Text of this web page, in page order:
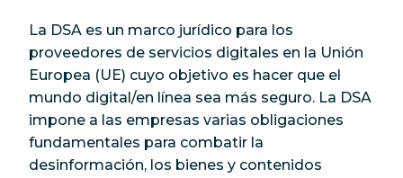
La DSA es un marco jurídico para los
proveedores de servicios digitales en la Unión
Europea (UE) cuyo objetivo es hacer que el
mundo digital/en línea sea más seguro. La DSA
impone a las empresas varias obligaciones
fundamentales para combatir la
desinformación, los bienes y contenidos